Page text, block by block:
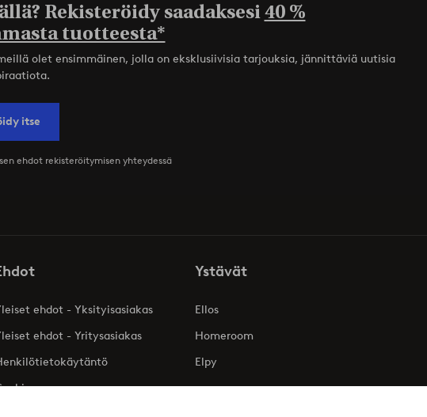
Rekisteröidy saadaksesi40 %
tuotteesta*
olet ensimmäinen, jolla on eksklusiivisia tarjouksia, jännittäviä uutisia
itse
ehdot rekisteröitymisen yhteydessä
ehdot - Yksityisasiakas
ehdot - Yritysasiakas
Ystävät
Ellos
Homeroom
Elpy